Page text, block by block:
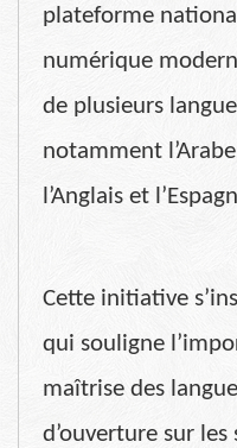
plateforme
numérique
de plusieurs
notamment
l’Anglais et
Cette initiative
qui souligne
maîtrise des
d’ouverture sur